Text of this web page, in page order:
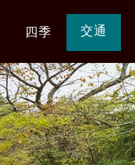
四季 交通